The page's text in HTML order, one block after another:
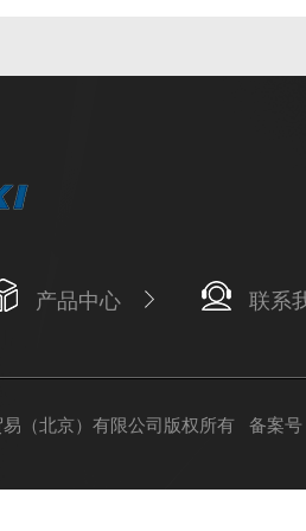
产品中心 联系
（北京）有限公司版权所有 备案号